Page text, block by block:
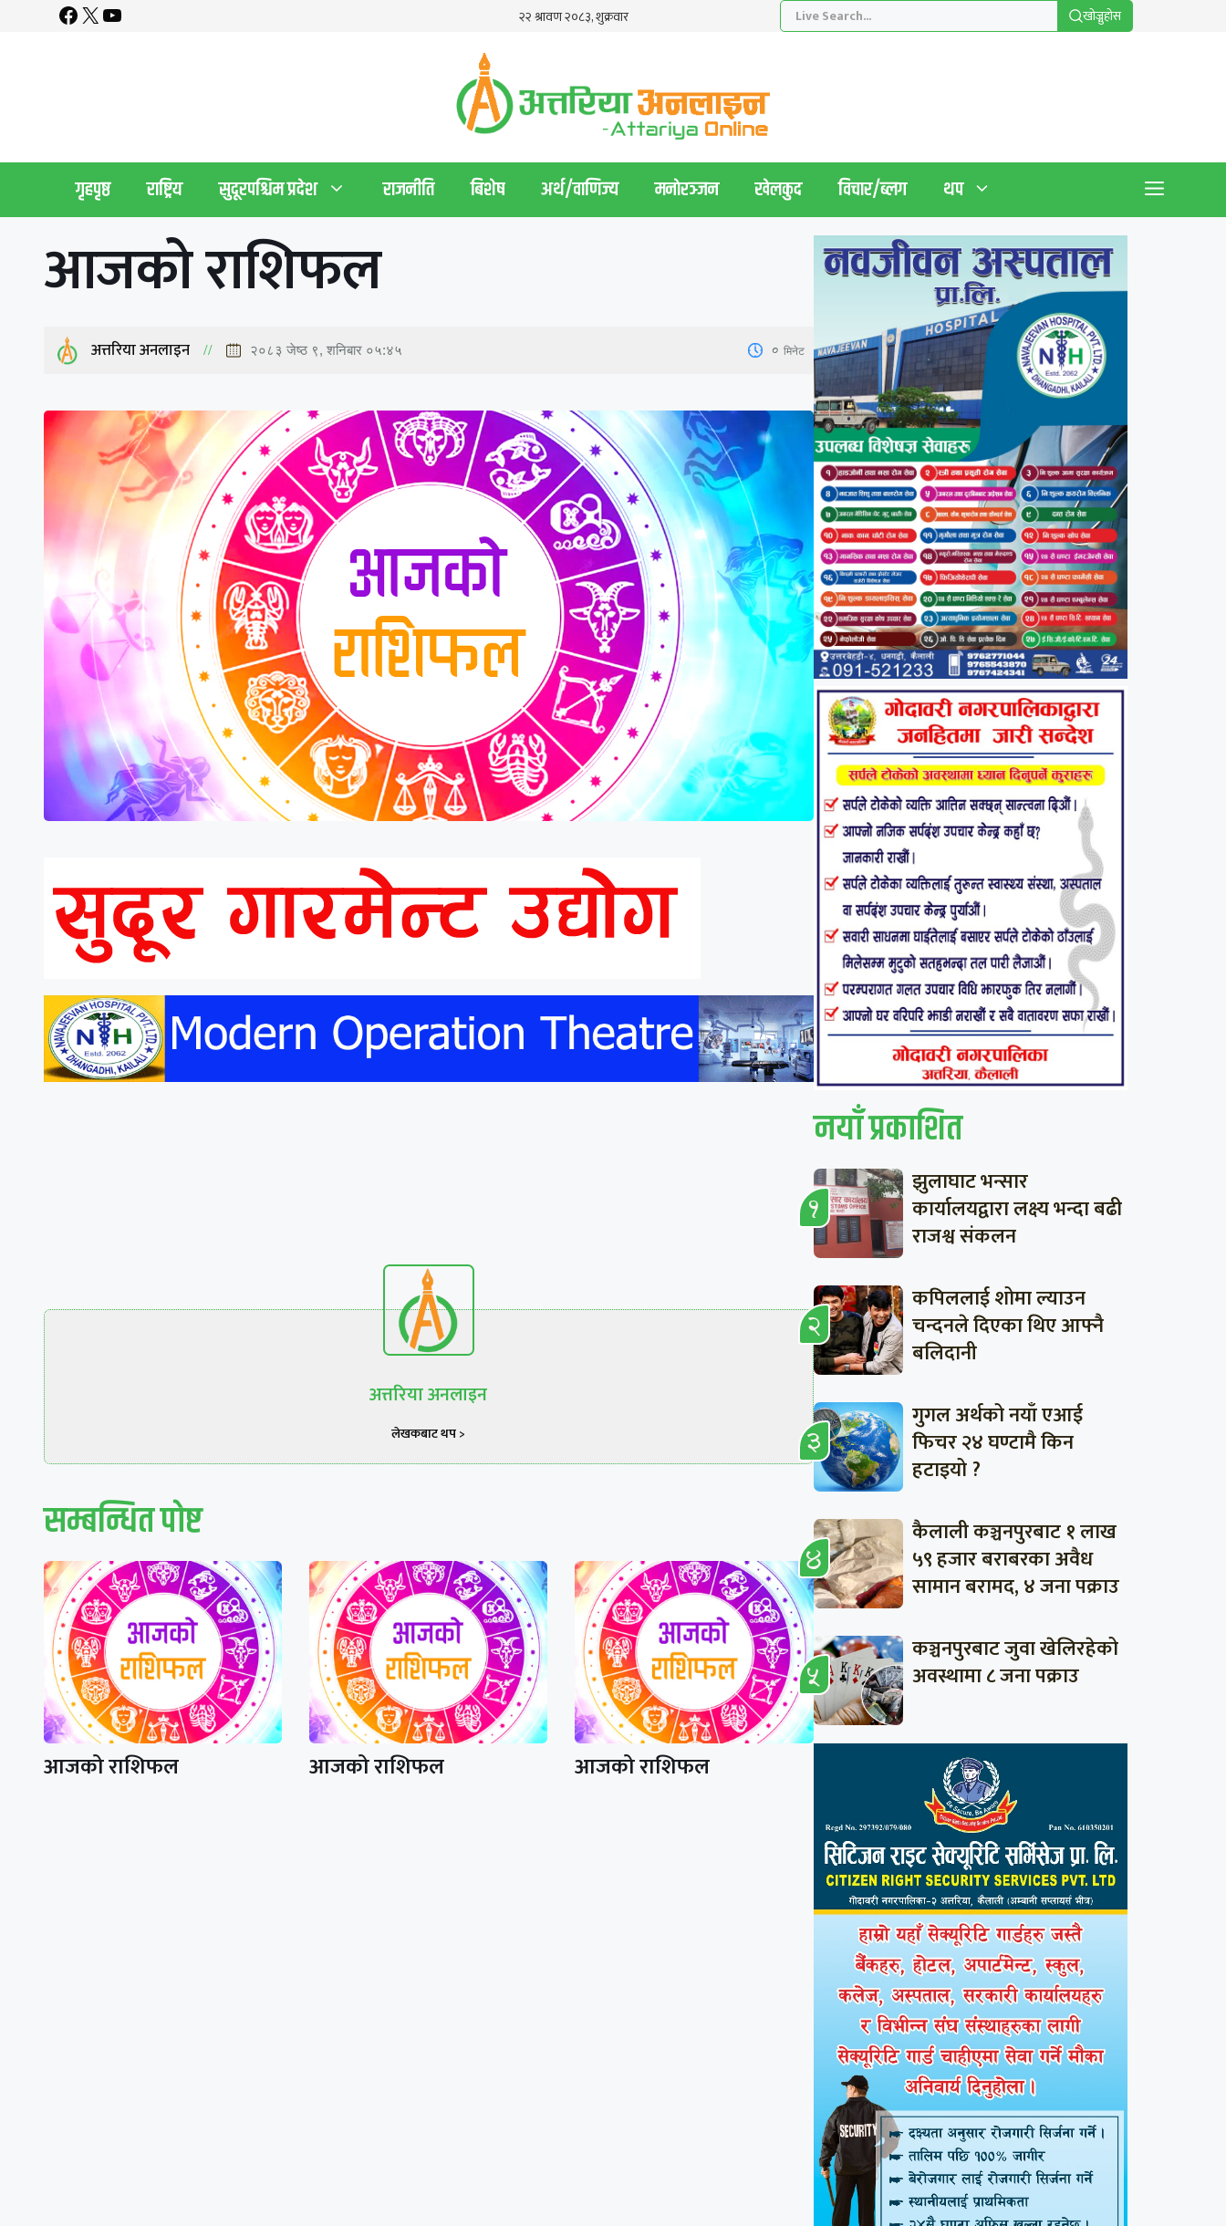
Facebook
X YouTube खाेज्नुहाेस
गृहपृष्ठ राष्ट्रिय सुदूरपश्चिम प्रदेश राजनीति बिशेष अर्थ/वाणिज्य मनाेरञ्जन खेलकुद विचार/ब्लग थप
आजको राशिफल
अत्तरिया अनलाइन २०८३ जेष्ठ ९, शनिबार ०५:४५ 0 मिनेट
अत्तरिया अनलाइन
लेखकबाट थप >
सम्बन्धित पाेष्ट
आजको राशिफल आजको राशिफल आजको राशिफल
नयाँ प्रकाशित
झुलाघाट भन्सार
कार्यालयद्वारा लक्ष्य भन्दा बढी
राजश्व संकलन
कपिललाई शोमा ल्याउन
चन्दनले दिएका थिए आफ्नै
बलिदानी
गुगल अर्थको नयाँ एआई
फिचर २४ घण्टामै किन
हटाइयो ?
कैलाली कञ्चनपुरबाट १ लाख
५९ हजार बराबरका अवैध
सामान बरामद, ४ जना पक्राउ
कञ्चनपुरबाट जुवा खेलिरहेको
अवस्थामा ८ जना पक्राउ